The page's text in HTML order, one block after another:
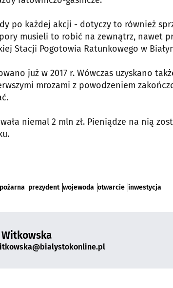
po każdej akcji - dotyczy to również
musieli to robić na zewnątrz, nawet
Stacji Pogotowia Ratunkowego w
już w 2017 r. Wówczas uzyskano
mrozami z powodzeniem
niemal 2 mln zł. Pieniądze na nią
prezydent wojewoda otwarcie inwestycja